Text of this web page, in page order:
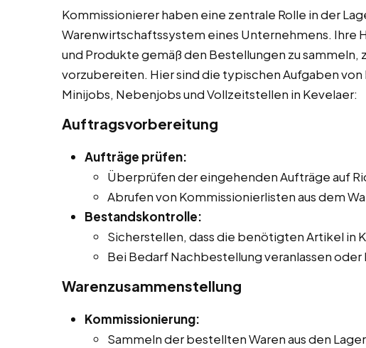
Kommissionierer haben eine zentrale Rolle in der
Warenwirtschaftssystem eines Unternehmens. Ihre
und Produkte gemäß den Bestellungen zu sammeln,
vorzubereiten. Hier sind die typischen Aufgaben
Minijobs, Nebenjobs und Vollzeitstellen in Kevelaer:
Auftragsvorbereitung
Aufträge prüfen:
Überprüfen der eingehenden Aufträge auf
Abrufen von Kommissionierlisten aus dem
Bestandskontrolle:
Sicherstellen, dass die benötigten Artikel in
Bei Bedarf Nachbestellung veranlassen
Warenzusammenstellung
Kommissionierung:
Sammeln der bestellten Waren aus den